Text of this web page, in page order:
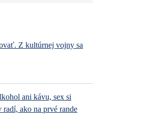
Z kultúrnej vojny sa
ani kávu, sex si
radí, ako na prvé rande